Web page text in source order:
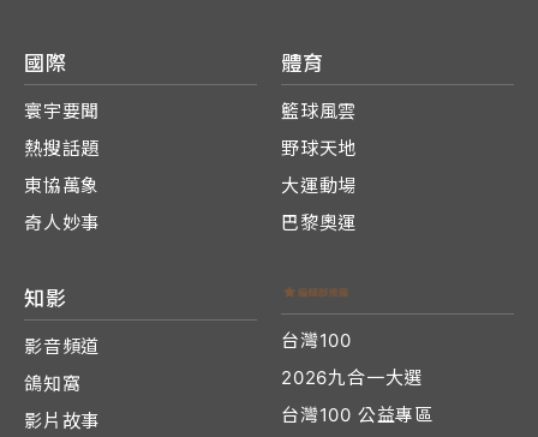
國際
寰宇要聞
熱搜話題
東協萬象
奇人妙事
體育
籃球風雲
野球天地
大運動場
巴黎奧運
知影
影音頻道
鴿知窩
影片故事
台灣100
2026九合一大選
台灣100 公益專區